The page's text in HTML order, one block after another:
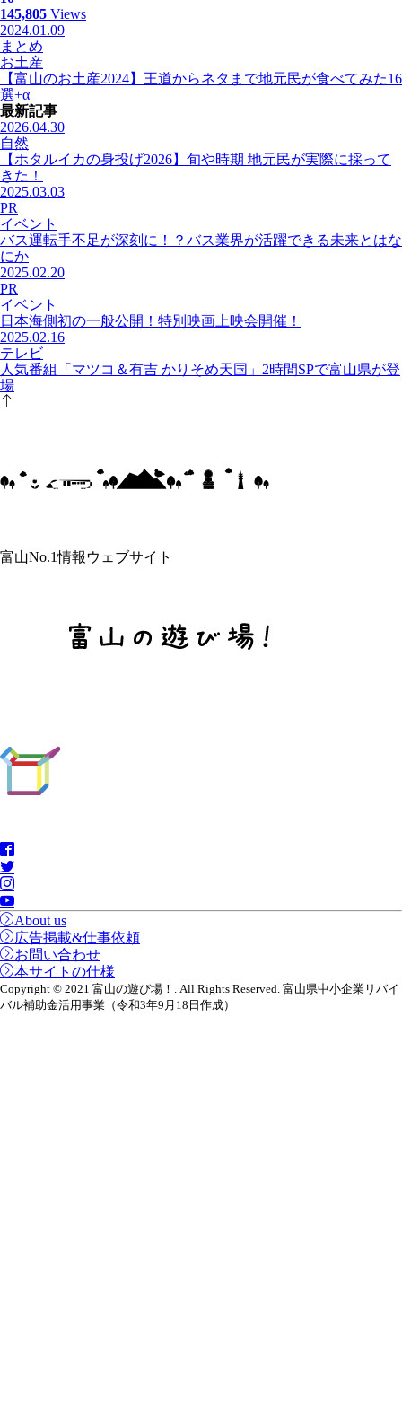
145,805 Views
2024.01.09
まとめ
お土産
【富山のお土産2024】王道からネタまで地元民が食べてみた16
選+α
最新記事
2026.04.30
自然
【ホタルイカの身投げ2026】旬や時期 地元民が実際に採って
きた！
2025.03.03
PR
イベント
バス運転手不足が深刻に！？バス業界が活躍できる未来とはな
にか
2025.02.20
PR
イベント
日本海側初の一般公開！特別映画上映会開催！
2025.02.16
テレビ
人気番組「マツコ＆有吉 かりそめ天国」2時間SPで富山県が登
場
富山No.1情報ウェブサイト
About us
広告掲載&仕事依頼
お問い合わせ
本サイトの仕様
Copyright © 2021 富山の遊び場！. All Rights Reserved. 富山県中小企業リバイ
バル補助金活用事業（令和3年9月18日作成）